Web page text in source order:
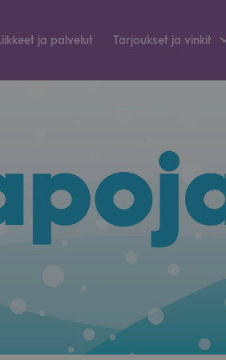
ja pal­ve­lut Tar­jouk­set ja vin­kit